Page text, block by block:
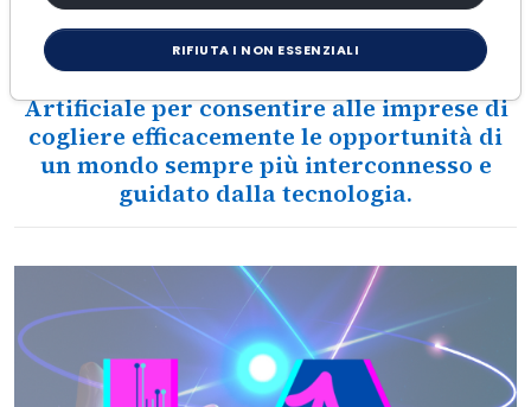
Confindustria Servizi organizza corsi di
formazione aziendali sull'Intelligenza
Artificiale per consentire alle imprese di
cogliere efficacemente le opportunità di
un mondo sempre più interconnesso e
guidato dalla tecnologia.
RIFIUTA I NON ESSENZIALI